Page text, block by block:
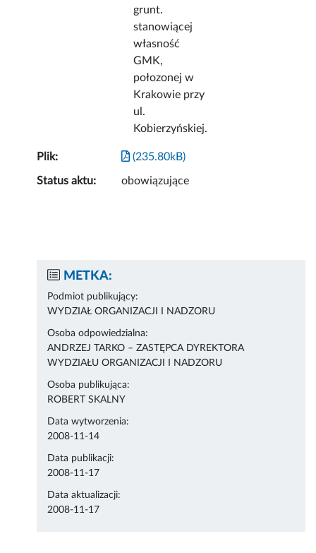
grunt.
stanowiącej
własność
GMK,
połozonej w
Krakowie przy
ul.
Kobierzyńskiej.
Plik: (235.80kB)
Status aktu: obowiązujące
METKA:
Podmiot publikujący:
WYDZIAŁ ORGANIZACJI I NADZORU
Osoba odpowiedzialna:
ANDRZEJ TARKO – ZASTĘPCA DYREKTORA
WYDZIAŁU ORGANIZACJI I NADZORU
Osoba publikująca:
ROBERT SKALNY
Data wytworzenia:
2008-11-14
Data publikacji:
2008-11-17
Data aktualizacji:
2008-11-17